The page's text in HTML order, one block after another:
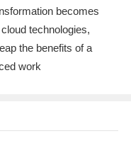
becomes
technologies,
the benefits of a
work